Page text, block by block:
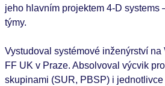
jeho hlavním projektem 4-D systems
týmy.
Vystudoval systémové inženýrství
FF UK v Praze. Absolvoval výcvik
skupinami (SUR, PBSP) i